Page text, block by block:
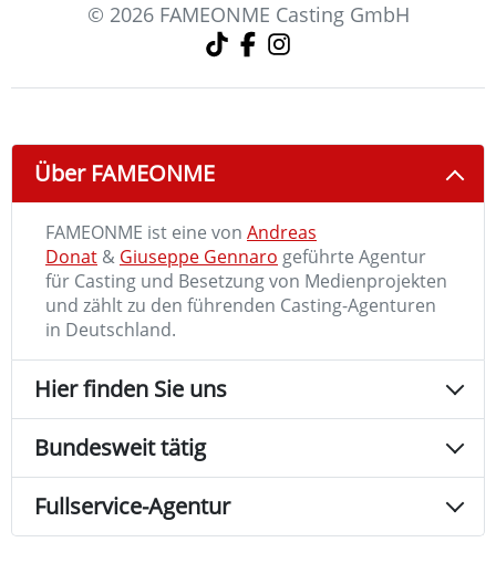
© 2026 FAMEONME Casting GmbH
Über FAMEONME
FAMEONME ist eine von Andreas
Donat & Giuseppe Gennaro geführte Agentur
für Casting und Besetzung von Medienprojekten
und zählt zu den führenden Casting-Agenturen
in Deutschland.
Hier finden Sie uns
Bundesweit tätig
Fullservice-Agentur